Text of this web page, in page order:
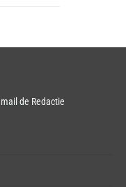
mail de Redactie